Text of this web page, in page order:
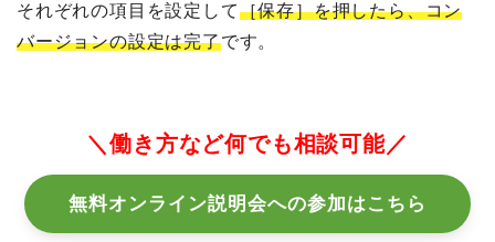
それぞれの項目を設定して［保存］を押したら、コン
バージョンの設定は完了です。
＼働き方など何でも相談可能／
無料オンライン説明会への参加はこちら